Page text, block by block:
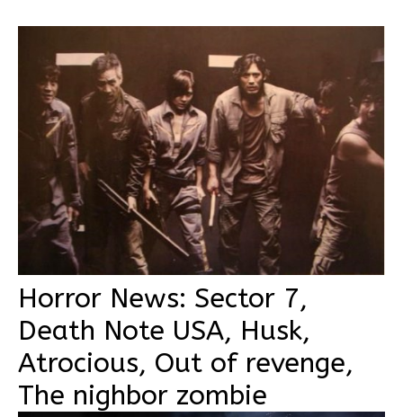
Horror News: Sector 7,
Death Note USA, Husk,
Atrocious, Out of revenge,
The nighbor zombie